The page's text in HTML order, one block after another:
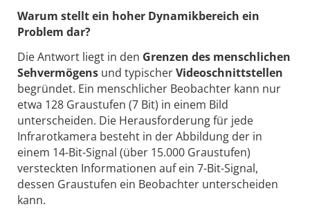
Warum stellt ein hoher Dynamikbereich ein
Problem dar?
Die Antwort liegt in den Grenzen des menschlichen
Sehvermögens und typischerVideoschnittstellen
begründet. Ein menschlicher Beobachter kann nur
etwa 128 Graustufen (7 Bit) in einem Bild
unterscheiden. Die Herausforderung für jede
Infrarotkamera besteht in der Abbildung der in
einem 14-Bit-Signal (über 15.000 Graustufen)
versteckten Informationen auf ein 7-Bit-Signal,
dessen Graustufen ein Beobachter unterscheiden
kann.